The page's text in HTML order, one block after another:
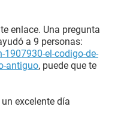
enlace. Una pregunta
a 9 personas:
el-codigo-de-
antiguo, puede que te
excelente día